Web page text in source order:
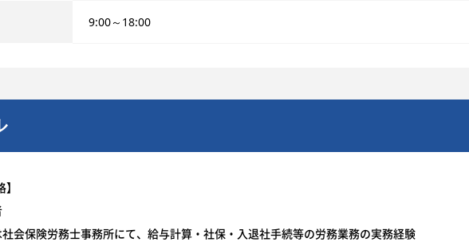
9:00～18:00
社会保険労務士事務所にて、給与計算・社保・入退社手続等の労務業務の実務経験